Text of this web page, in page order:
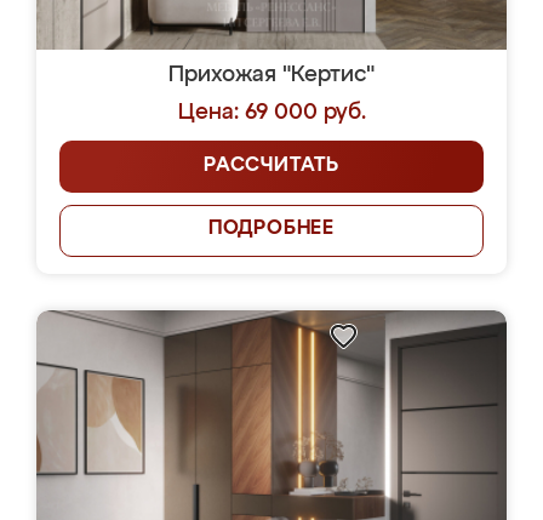
Прихожая "Кертис"
Цена: 69 000 руб.
РАССЧИТАТЬ
ПОДРОБНЕЕ